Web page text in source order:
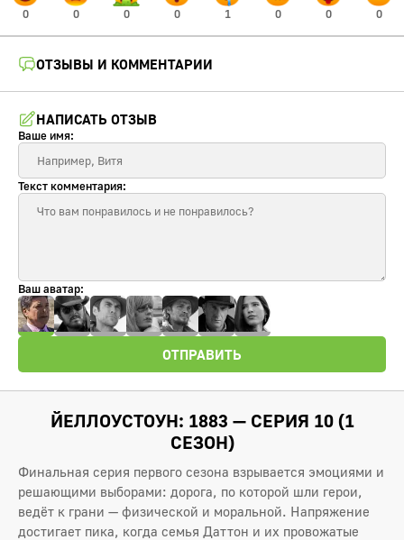
0 0 0 0 1 0 0 0
ОТЗЫВЫ И КОММЕНТАРИИ
НАПИСАТЬ ОТЗЫВ
Ваше имя:
Текст комментария:
Ваш аватар:
ОТПРАВИТЬ
ЙЕЛЛОУСТОУН: 1883 — СЕРИЯ 10 (1
СЕЗОН)
Финальная серия первого сезона взрывается эмоциями и
решающими выборами: дорога, по которой шли герои,
ведёт к грани — физической и моральной. Напряжение
достигает пика, когда семья Даттон и их провожатые